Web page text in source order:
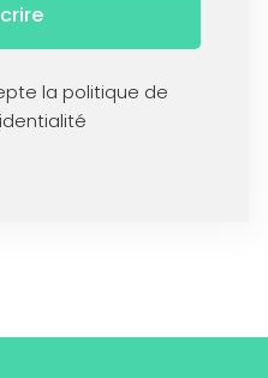
la politique de